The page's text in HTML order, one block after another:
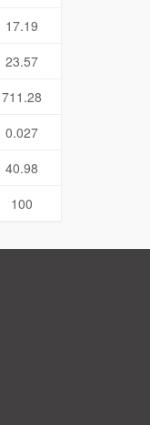
17.19
23.57
711.28
0.027
40.98
100